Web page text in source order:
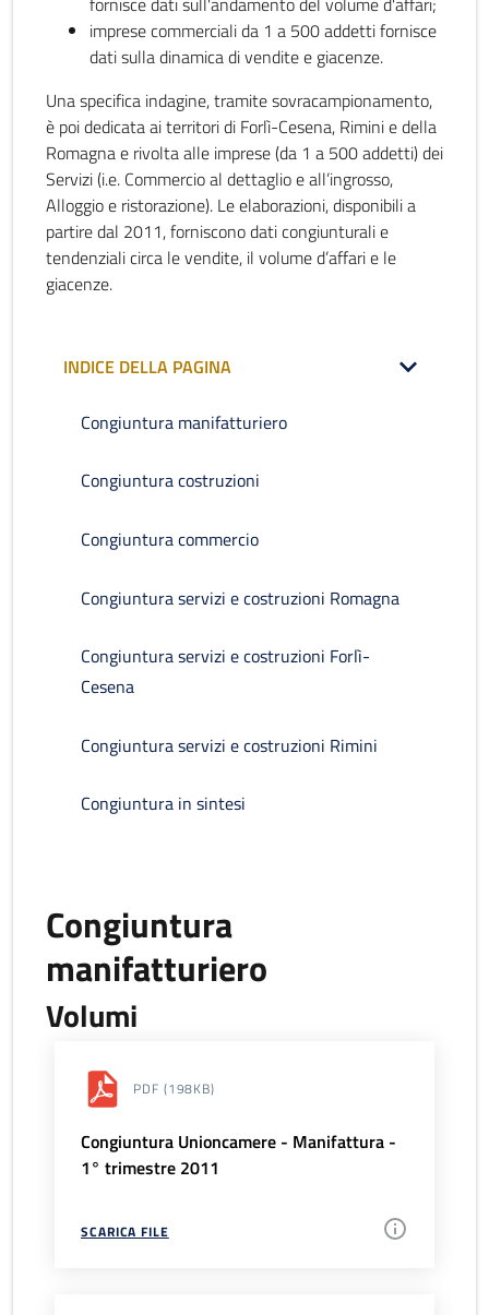
imprese commerciali da 1 a 500 addetti fornisce
dati sulla dinamica di vendite e giacenze.
Una specifica indagine, tramite sovracampionamento,
è poi dedicata ai territori di Forlì-Cesena, Rimini e della
Romagna e rivolta alle imprese (da 1 a 500 addetti) dei
Servizi (i.e. Commercio al dettaglio e all’ingrosso,
Alloggio e ristorazione). Le elaborazioni, disponibili a
partire dal 2011, forniscono dati congiunturali e
tendenziali circa le vendite, il volume d’affari e le
giacenze.
INDICE DELLA PAGINA
Congiuntura manifatturiero
Congiuntura costruzioni
Congiuntura commercio
Congiuntura servizi e costruzioni Romagna
Congiuntura servizi e costruzioni Forlì-
Cesena
Congiuntura servizi e costruzioni Rimini
Congiuntura in sintesi
Congiuntura
manifatturiero
Volumi
PDF (198KB)
Congiuntura Unioncamere - Manifattura -
1° trimestre 2011
SCARICA FILE